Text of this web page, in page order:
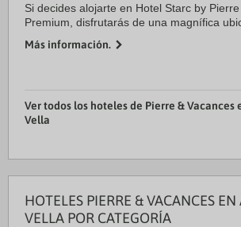
Si decides alojarte en Hotel Starc by
Premium, disfrutarás de una magnífica
Caldea y Centro comercial ...
Más información.
Ver todos los hoteles de Pierre & Vacances
Vella
HOTELES PIERRE & VACANCES
VELLA POR CATEGORÍA